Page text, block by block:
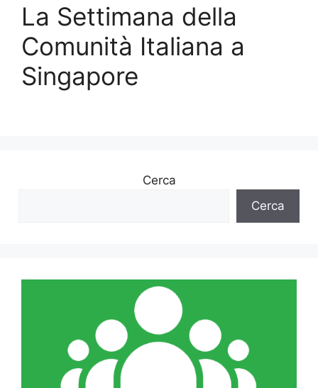
La Settimana della
Comunità Italiana a
Singapore
Cerca
Cerca